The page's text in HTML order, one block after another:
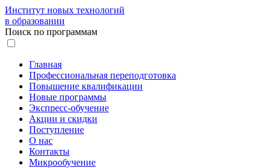
Институт новых технологий
в образовании
Поиск по программам
Главная
Профессиональная переподготовка
Повышение квалификации
Новые программы
Экспресс-обучение
Акции и скидки
Поступление
О нас
Контакты
Микрообучение